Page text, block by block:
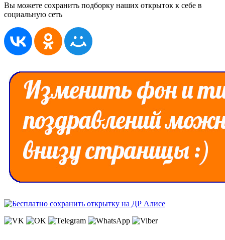
Вы можете сохранить подборку наших открыток к себе в
социальную сеть